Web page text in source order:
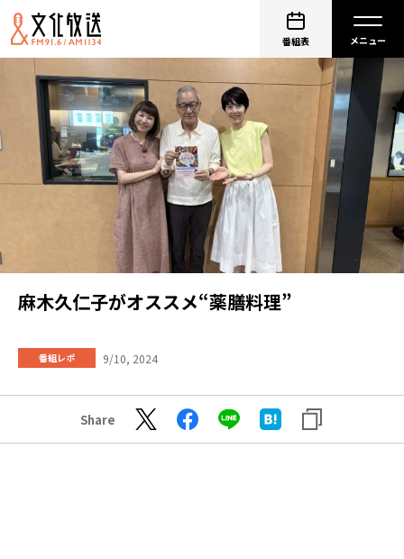
番組表
麻木久仁子がオススメ“薬膳料理”
番組レポ 9/10, 2024
Share